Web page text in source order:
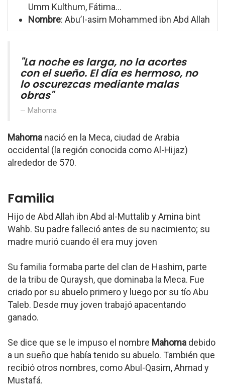
Umm Kulthum, Fátima...
Nombre: Abu’I-asim Mohammed ibn Abd Allah
"La noche es larga, no la acortes
con el sueño. El día es hermoso, no
lo oscurezcas mediante malas
obras"
Mahoma
Mahoma nació en la Meca, ciudad de Arabia
occidental (la región conocida como Al-Hijaz)
alrededor de 570.
Familia
Hijo de Abd Allah ibn Abd al-Muttalib y Amina bint
Wahb. Su padre falleció antes de su nacimiento; su
madre murió cuando él era muy joven
Su familia formaba parte del clan de Hashim, parte
de la tribu de Quraysh, que dominaba la Meca. Fue
criado por su abuelo primero y luego por su tío Abu
Taleb. Desde muy joven trabajó apacentando
ganado.
Se dice que se le impuso el nombre Mahoma debido
a un sueño que había tenido su abuelo. También que
recibió otros nombres, como Abul-Qasim, Ahmad y
Mustafá.